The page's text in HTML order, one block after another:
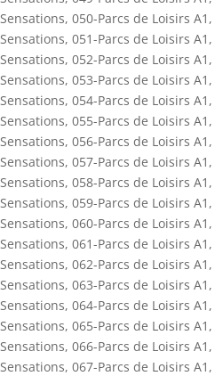
Sensations, 050-Parcs de Loisirs A1 ,
Sensations, 051-Parcs de Loisirs A1 ,
Sensations, 052-Parcs de Loisirs A1 ,
Sensations, 053-Parcs de Loisirs A1 ,
Sensations, 054-Parcs de Loisirs A1 ,
Sensations, 055-Parcs de Loisirs A1 ,
Sensations, 056-Parcs de Loisirs A1 ,
Sensations, 057-Parcs de Loisirs A1 ,
Sensations, 058-Parcs de Loisirs A1 ,
Sensations, 059-Parcs de Loisirs A1 ,
Sensations, 060-Parcs de Loisirs A1 ,
Sensations, 061-Parcs de Loisirs A1 ,
Sensations, 062-Parcs de Loisirs A1 ,
Sensations, 063-Parcs de Loisirs A1 ,
Sensations, 064-Parcs de Loisirs A1 ,
Sensations, 065-Parcs de Loisirs A1 ,
Sensations, 066-Parcs de Loisirs A1 ,
Sensations, 067-Parcs de Loisirs A1 ,